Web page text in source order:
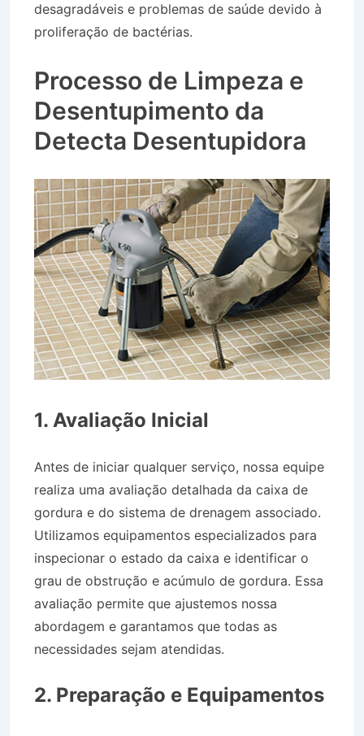
desagradáveis e problemas de saúde devido à
proliferação de bactérias.
Processo de Limpeza e
Desentupimento da
Detecta Desentupidora
1. Avaliação Inicial
Antes de iniciar qualquer serviço, nossa equipe
realiza uma avaliação detalhada da caixa de
gordura e do sistema de drenagem associado.
Utilizamos equipamentos especializados para
inspecionar o estado da caixa e identificar o
grau de obstrução e acúmulo de gordura. Essa
avaliação permite que ajustemos nossa
abordagem e garantamos que todas as
necessidades sejam atendidas.
2. Preparação e Equipamentos